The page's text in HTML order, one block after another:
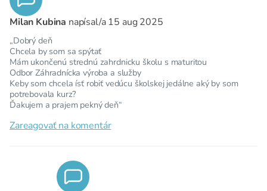
Milan Kubina napísal/a 15 aug 2025
„Dobrý deň
Chcela by som sa spýtať
Mám ukončenú strednú zahrdnicku školu s maturitou
Odbor Záhradnícka výroba a služby
Keby som chcela ísť robiť vedúcu školskej jedálne aký by som
potrebovala kurz?
Ďakujem a prajem pekný deň“
Zareagovať na komentár